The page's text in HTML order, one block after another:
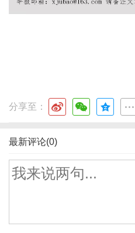
分享至：
最新评论(0)